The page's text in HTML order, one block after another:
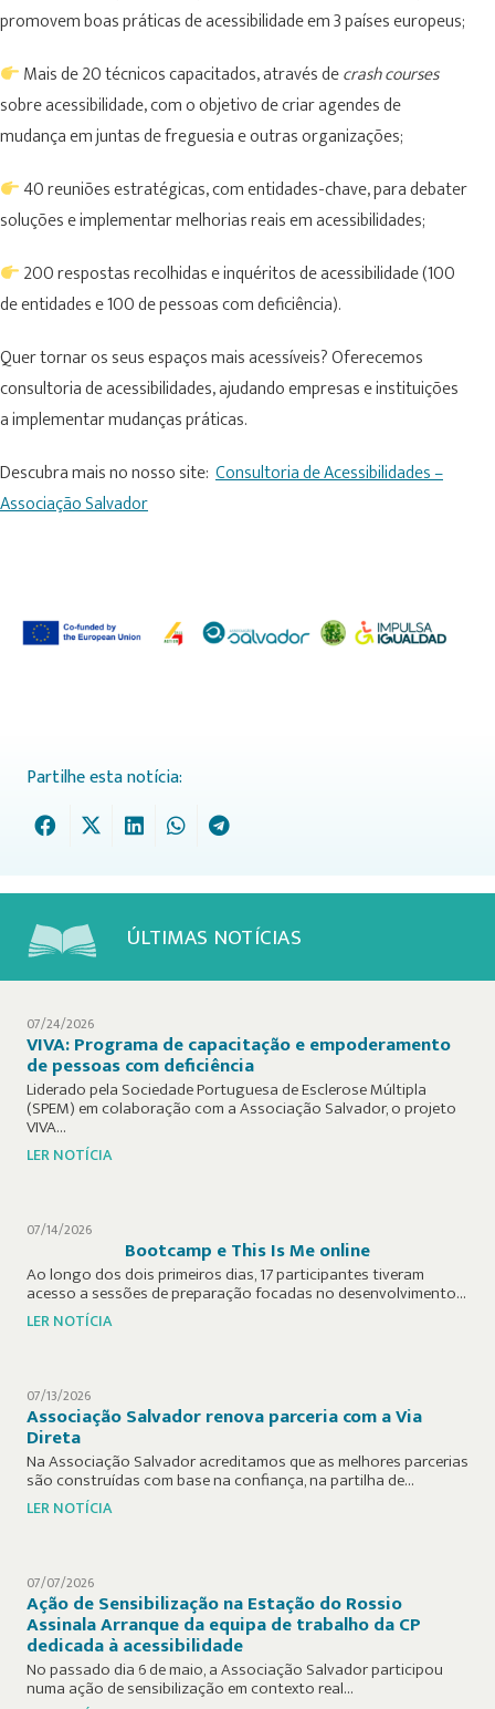
promovem boas práticas de acessibilidade em 3 países europeus;
Mais de 20 técnicos capacitados, através decrash courses
sobre acessibilidade, com o objetivo de criar agendes de
mudança em juntas de freguesia e outras organizações;
40 reuniões estratégicas, com entidades-chave, para debater
soluções e implementar melhorias reais em acessibilidades;
200 respostas recolhidas e inquéritos de acessibilidade (100
de entidades e 100 de pessoas com deficiência).
Quer tornar os seus espaços mais acessíveis? Oferecemos
consultoria de acessibilidades, ajudando empresas e instituições
a implementar mudanças práticas.
Descubra mais no nosso site: Consultoria de Acessibilidades –
Associação Salvador
Partilhe esta notícia:
ÚLTIMAS NOTÍCIAS
07/24/2026
VIVA: Programa de capacitação e empoderamento
de pessoas com deficiência
Liderado pela Sociedade Portuguesa de Esclerose Múltipla
(SPEM) em colaboração com a Associação Salvador, o projeto
VIVA…
LER NOTÍCIA
07/14/2026
Bootcamp e This Is Me online
Ao longo dos dois primeiros dias, 17 participantes tiveram
acesso a sessões de preparação focadas no desenvolvimento…
LER NOTÍCIA
07/13/2026
Associação Salvador renova parceria com a Via
Direta
Na Associação Salvador acreditamos que as melhores parcerias
são construídas com base na confiança, na partilha de…
LER NOTÍCIA
07/07/2026
Ação de Sensibilização na Estação do Rossio
Assinala Arranque da equipa de trabalho da CP
dedicada à acessibilidade
No passado dia 6 de maio, a Associação Salvador participou
numa ação de sensibilização em contexto real…